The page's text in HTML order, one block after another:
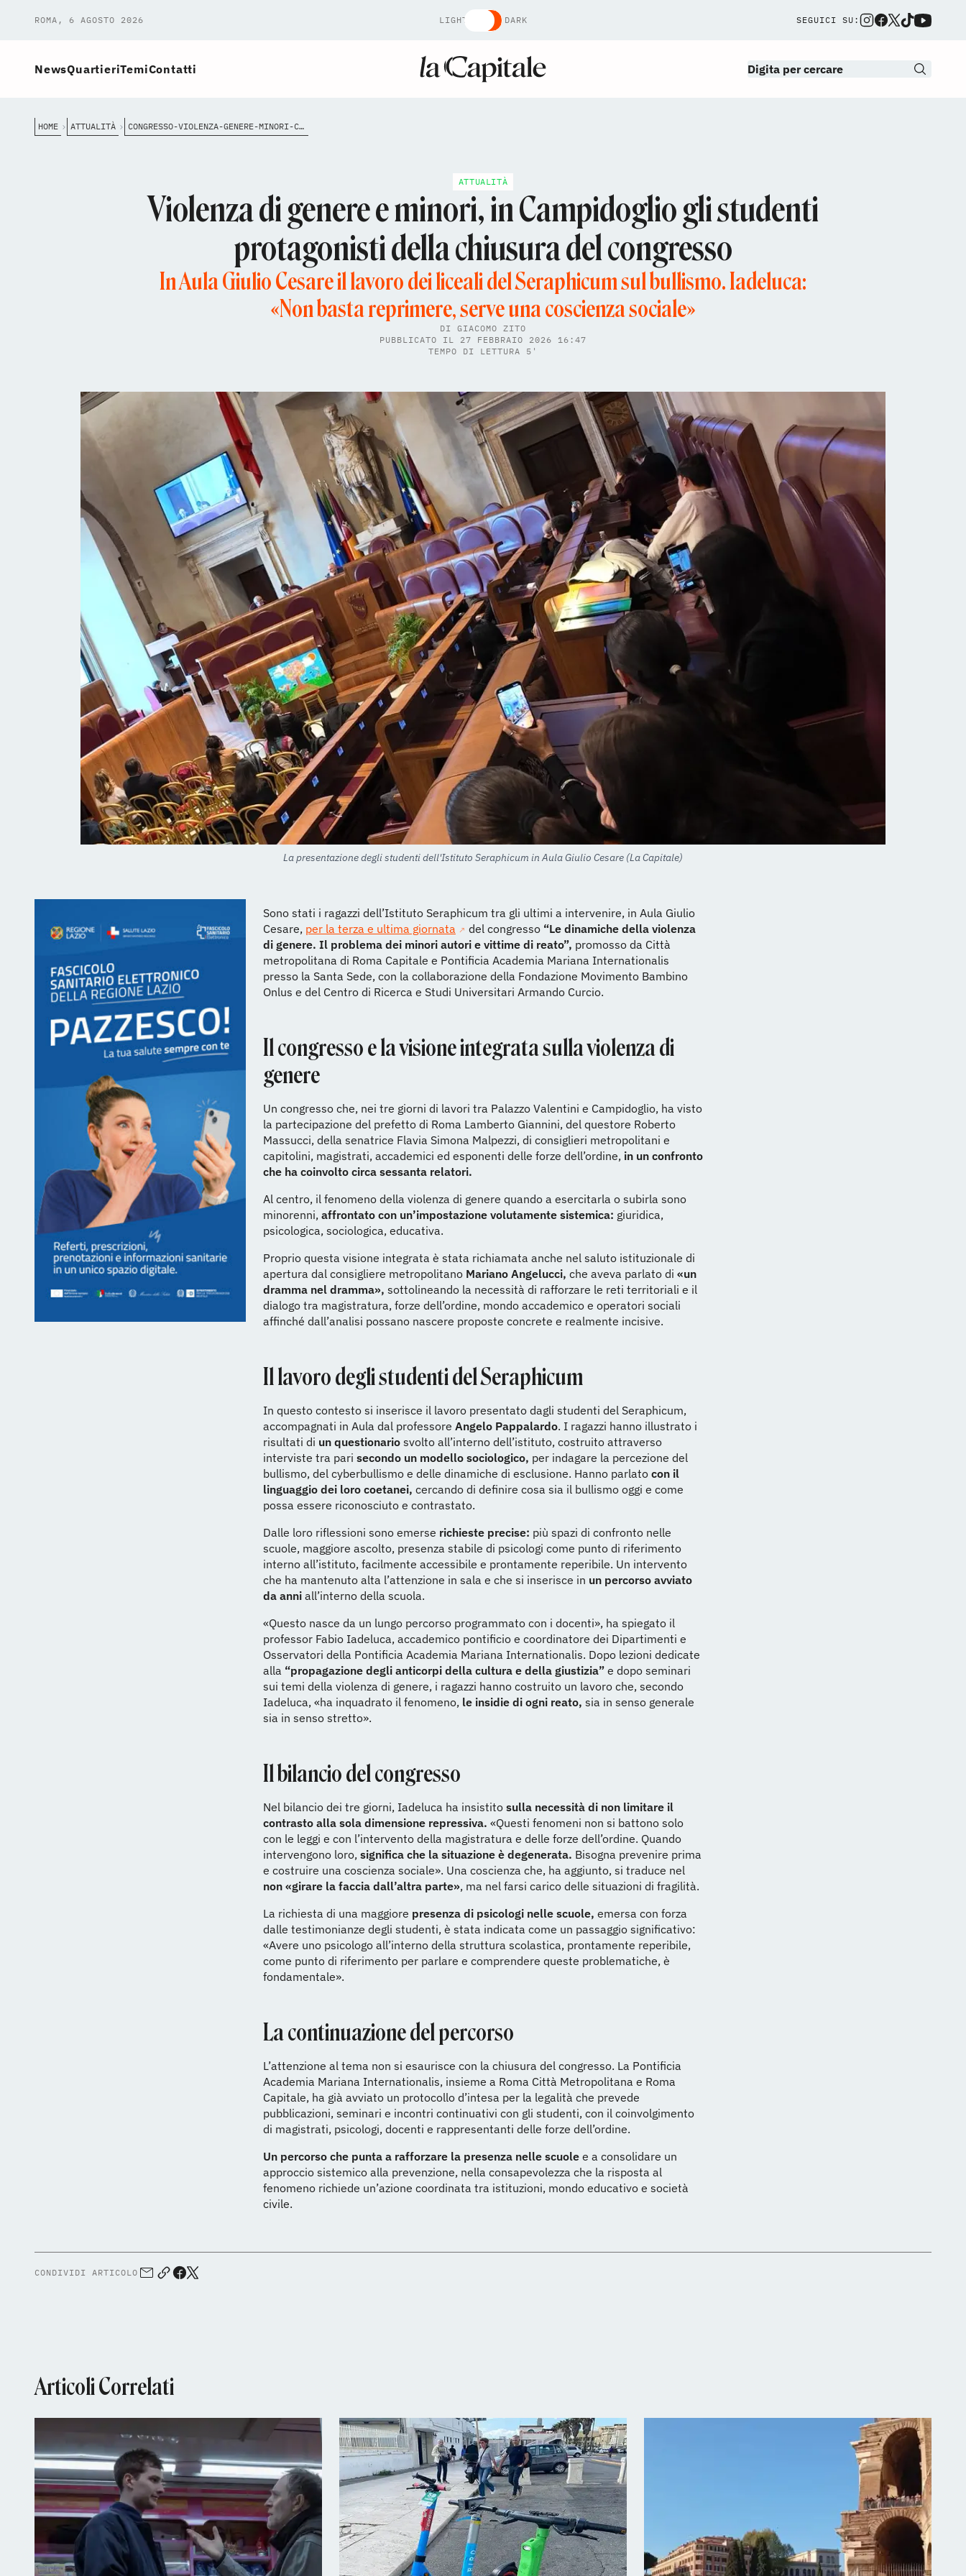
ROMA, 6 AGOSTO 2026 LIGHT DARK SEGUICI SU:
NewsQuartieriTemiContatti
HOME ATTUALITÀ CONGRESSO-VIOLENZA-GENERE-MINORI-CAMPIDOGLIO-SERAPHICUM-ROMA
ATTUALITÀ
Violenza di genere e minori, in Campidoglio gli studenti
protagonisti della chiusura del congresso
In Aula Giulio Cesare il lavoro dei liceali del Seraphicum sul bullismo. Iadeluca:
«Non basta reprimere, serve una coscienza sociale»
DI GIACOMO ZITO
PUBBLICATO IL 27 FEBBRAIO 2026 16:47
TEMPO DI LETTURA 5'
La presentazione degli studenti dell'Istituto Seraphicum in Aula Giulio Cesare (La Capitale)
Sono stati i ragazzi dell’Istituto Seraphicum tra gli ultimi a intervenire, in Aula Giulio
Cesare, per la terza e ultima giornata del congresso “Le dinamiche della violenza
di genere. Il problema dei minori autori e vittime di reato”, promosso da Città
metropolitana di Roma Capitale e Pontificia Academia Mariana Internationalis
presso la Santa Sede, con la collaborazione della Fondazione Movimento Bambino
Onlus e del Centro di Ricerca e Studi Universitari Armando Curcio.
Il congresso e la visione integrata sulla violenza di
genere
Un congresso che, nei tre giorni di lavori tra Palazzo Valentini e Campidoglio, ha visto
la partecipazione del prefetto di Roma Lamberto Giannini, del questore Roberto
Massucci, della senatrice Flavia Simona Malpezzi, di consiglieri metropolitani e
capitolini, magistrati, accademici ed esponenti delle forze dell’ordine, in un confronto
che ha coinvolto circa sessanta relatori.
Al centro, il fenomeno della violenza di genere quando a esercitarla o subirla sono
minorenni, affrontato con un’impostazione volutamente sistemica: giuridica,
psicologica, sociologica, educativa.
Proprio questa visione integrata è stata richiamata anche nel saluto istituzionale di
apertura dal consigliere metropolitano Mariano Angelucci, che aveva parlato di «un
dramma nel dramma», sottolineando la necessità di rafforzare le reti territoriali e il
dialogo tra magistratura, forze dell’ordine, mondo accademico e operatori sociali
affinché dall’analisi possano nascere proposte concrete e realmente incisive.
Il lavoro degli studenti del Seraphicum
In questo contesto si inserisce il lavoro presentato dagli studenti del Seraphicum,
accompagnati in Aula dal professore Angelo Pappalardo. I ragazzi hanno illustrato i
risultati di un questionario svolto all’interno dell’istituto, costruito attraverso
interviste tra pari secondo un modello sociologico, per indagare la percezione del
bullismo, del cyberbullismo e delle dinamiche di esclusione. Hanno parlato con il
linguaggio dei loro coetanei, cercando di definire cosa sia il bullismo oggi e come
possa essere riconosciuto e contrastato.
Dalle loro riflessioni sono emerse richieste precise: più spazi di confronto nelle
scuole, maggiore ascolto, presenza stabile di psicologi come punto di riferimento
interno all’istituto, facilmente accessibile e prontamente reperibile. Un intervento
che ha mantenuto alta l’attenzione in sala e che si inserisce in un percorso avviato
da anni all’interno della scuola.
«Questo nasce da un lungo percorso programmato con i docenti», ha spiegato il
professor Fabio Iadeluca, accademico pontificio e coordinatore dei Dipartimenti e
Osservatori della Pontificia Academia Mariana Internationalis. Dopo lezioni dedicate
alla “propagazione degli anticorpi della cultura e della giustizia” e dopo seminari
sui temi della violenza di genere, i ragazzi hanno costruito un lavoro che, secondo
Iadeluca, «ha inquadrato il fenomeno, le insidie di ogni reato, sia in senso generale
sia in senso stretto».
Il bilancio del congresso
Nel bilancio dei tre giorni, Iadeluca ha insistito sulla necessità di non limitare il
contrasto alla sola dimensione repressiva. «Questi fenomeni non si battono solo
con le leggi e con l’intervento della magistratura e delle forze dell’ordine. Quando
intervengono loro, significa che la situazione è degenerata. Bisogna prevenire prima
e costruire una coscienza sociale». Una coscienza che, ha aggiunto, si traduce nel
non «girare la faccia dall’altra parte», ma nel farsi carico delle situazioni di fragilità.
La richiesta di una maggiore presenza di psicologi nelle scuole, emersa con forza
dalle testimonianze degli studenti, è stata indicata come un passaggio significativo:
«Avere uno psicologo all’interno della struttura scolastica, prontamente reperibile,
come punto di riferimento per parlare e comprendere queste problematiche, è
fondamentale».
La continuazione del percorso
L’attenzione al tema non si esaurisce con la chiusura del congresso. La Pontificia
Academia Mariana Internationalis, insieme a Roma Città Metropolitana e Roma
Capitale, ha già avviato un protocollo d’intesa per la legalità che prevede
pubblicazioni, seminari e incontri continuativi con gli studenti, con il coinvolgimento
di magistrati, psicologi, docenti e rappresentanti delle forze dell’ordine.
Un percorso che punta a rafforzare la presenza nelle scuole e a consolidare un
approccio sistemico alla prevenzione, nella consapevolezza che la risposta al
fenomeno richiede un’azione coordinata tra istituzioni, mondo educativo e società
civile.
CONDIVIDI ARTICOLO
Articoli Correlati